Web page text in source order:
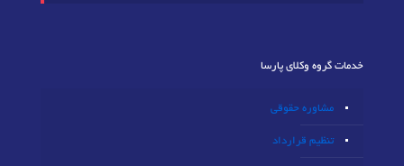
خدمات گروه وکلای پارسا
مشاوره حقوقی
تنظیم قرارداد